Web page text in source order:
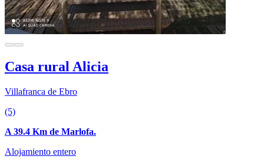
Casa rural Alicia
Villafranca de Ebro
(5)
A 39.4 Km de Marlofa.
Alojamiento entero